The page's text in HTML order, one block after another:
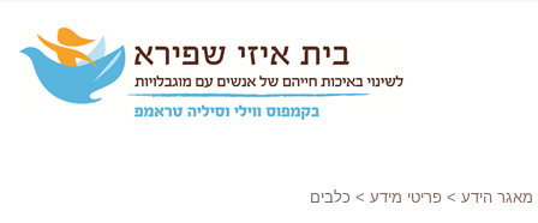
מאגר הידע > פריטי מידע > כלבים